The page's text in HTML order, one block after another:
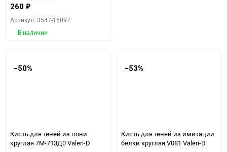
260 ₽
Артикул: 3547-15097
В наличии
−50%
Кисть для теней из пони
круглая 7М-713Д0 Valeri-D
−53%
Кисть для теней из имитации
белки круглая V081 Valeri-D